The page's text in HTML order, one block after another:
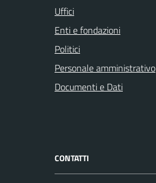
Uffici
Enti e fondazioni
Politici
Personale amministrativo
Documenti e Dati
CONTATTI